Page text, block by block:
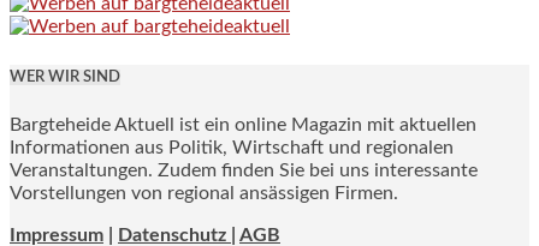
WER WIR SIND
Bargteheide Aktuell ist ein online Magazin mit aktuellen
Informationen aus Politik, Wirtschaft und regionalen
Veranstaltungen. Zudem finden Sie bei uns interessante
Vorstellungen von regional ansässigen Firmen.
Impressum Datenschutz | AGB